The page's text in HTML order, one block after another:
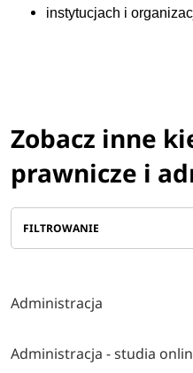
instytucjach i
Zobacz inne
prawnicze i
FILTROWANIE
Administracja
Administracja - studia